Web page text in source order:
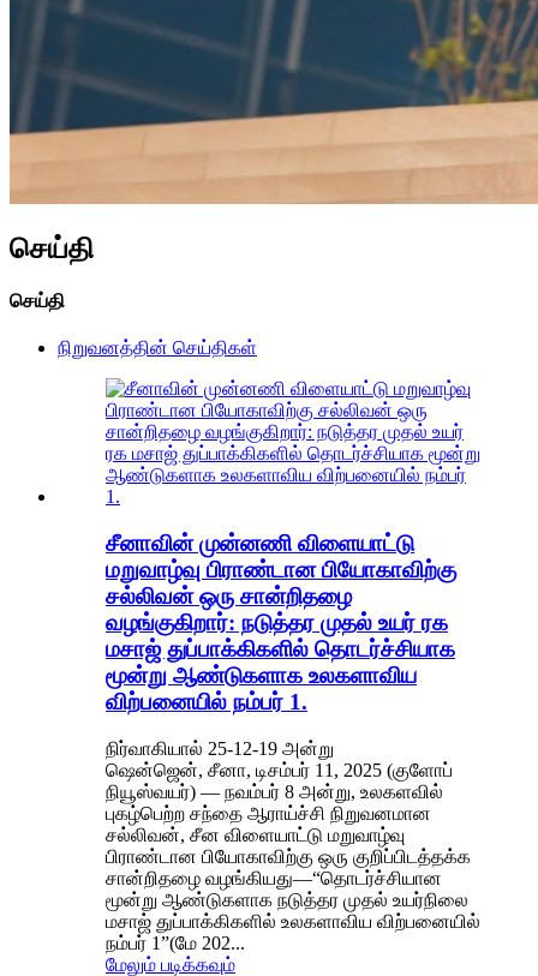
செய்தி
செய்தி
நிறுவனத்தின் செய்திகள்
சீனாவின் முன்னணி விளையாட்டு
மறுவாழ்வு பிராண்டான பியோகாவிற்கு
சல்லிவன் ஒரு சான்றிதழை
வழங்குகிறார்: நடுத்தர முதல் உயர் ரக
மசாஜ் துப்பாக்கிகளில் தொடர்ச்சியாக
மூன்று ஆண்டுகளாக உலகளாவிய
விற்பனையில் நம்பர் 1.
நிர்வாகியால் 25-12-19 அன்று
ஷென்ஜென், சீனா, டிசம்பர் 11, 2025 (குளோப்
நியூஸ்வயர்) — நவம்பர் 8 அன்று, உலகளவில்
புகழ்பெற்ற சந்தை ஆராய்ச்சி நிறுவனமான
சல்லிவன், சீன விளையாட்டு மறுவாழ்வு
பிராண்டான பியோகாவிற்கு ஒரு குறிப்பிடத்தக்க
சான்றிதழை வழங்கியது—“தொடர்ச்சியான
மூன்று ஆண்டுகளாக நடுத்தர முதல் உயர்நிலை
மசாஜ் துப்பாக்கிகளில் உலகளாவிய விற்பனையில்
நம்பர் 1”(மே 202...
மேலும் படிக்கவும்